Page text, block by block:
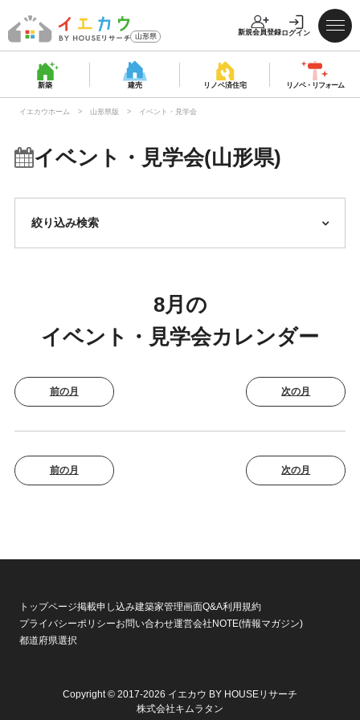
山形県 新規会員登録ログイン
新築 建売 リノベ済住宅 リノベ・ リフォーム
イエカウホーム 山形県版 イベント・見学会
イベント・見学会(山形県)
絞り込み検索
8月の
イベント・見学会カレンダー
前の月 次の月
前の月 次の月
トップページ掲載申し込み建築家管理画面Q&A利用規約
プライバシーポリシーお問い合わせ運営会社 NOTE(情報マガジン)
都道府県選択
Copyright © 2017-2026 イエカウ BY HOUSEリサーチ
株式会社キムラタン